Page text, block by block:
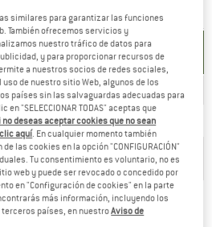
- MUJER
S M M/L L
42 44 46
1 2 3 4
68,1
-
71,9 -
74,9
75,9 -
79,0
similares para garantizar las funciones
También ofrecemos servicios y
nuestro tráfico de datos para
y para proporcionar recursos de
a nuestros socios de redes sociales,
de nuestro sitio Web, algunos de los
países sin las salvaguardas adecuadas para
"SELECCIONAR TODAS" aceptas que
no deseas aceptar cookies que no sean
aquí. En cualquier momento también
las cookies en la opción "CONFIGURACIÓN"
Tu consentimiento es voluntario, no es
web y puede ser revocado o concedido por
en "Configuración de cookies" en la parte
más información, incluyendo los
países, en nuestroAviso de